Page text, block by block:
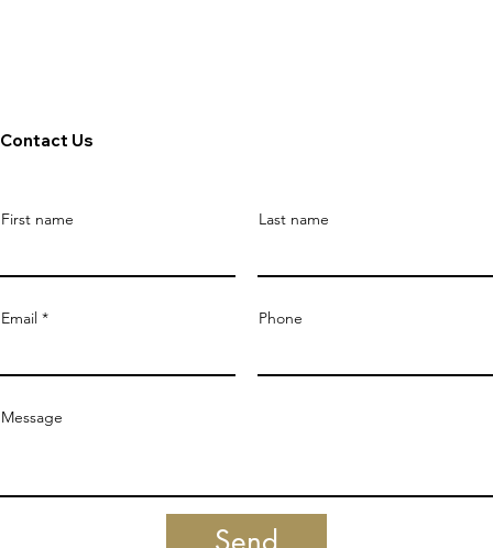
Contact Us
First name
Email
Message
Last name
Phone